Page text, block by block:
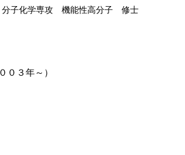
子化学専攻 機能性高分子 修士
０３年～）